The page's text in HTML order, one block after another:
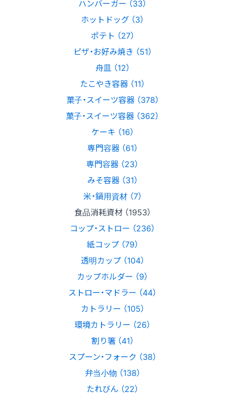
ハンバーガー （33）
ホットドッグ （3）
ポテト （27）
ピザ・お好み焼き （51）
舟皿 （12）
たこやき容器 （11）
菓子・スイーツ容器 （378）
菓子・スイーツ容器 （362）
ケーキ （16）
専門容器 （61）
専門容器 （23）
みそ容器 （31）
米・鍋用資材 （7）
食品消耗資材 （1953）
コップ・ストロー （236）
紙コップ （79）
透明カップ （104）
カップホルダー （9）
ストロー・マドラー （44）
カトラリー （105）
環境カトラリー （26）
割り箸 （41）
スプーン・フォーク （38）
弁当小物 （138）
たれびん （22）